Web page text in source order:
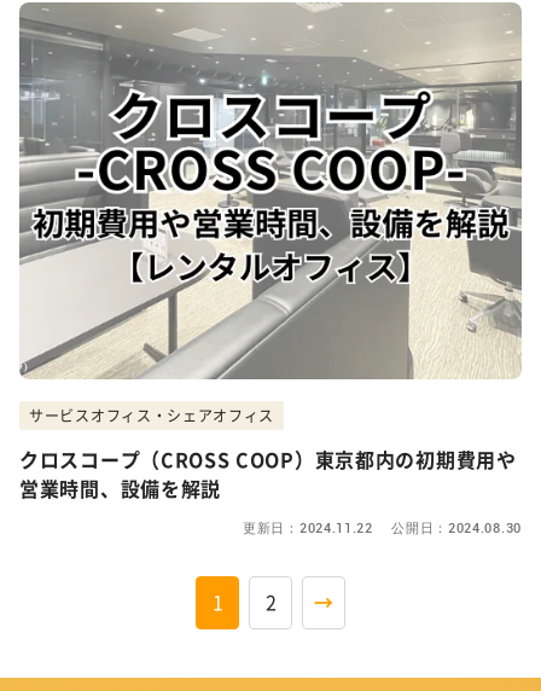
サービスオフィス・シェアオフィス
クロスコープ（CROSS COOP）東京都内の初期費用や
営業時間、設備を解説
更新日：2024.11.22 公開日：2024.08.30
1 2 →